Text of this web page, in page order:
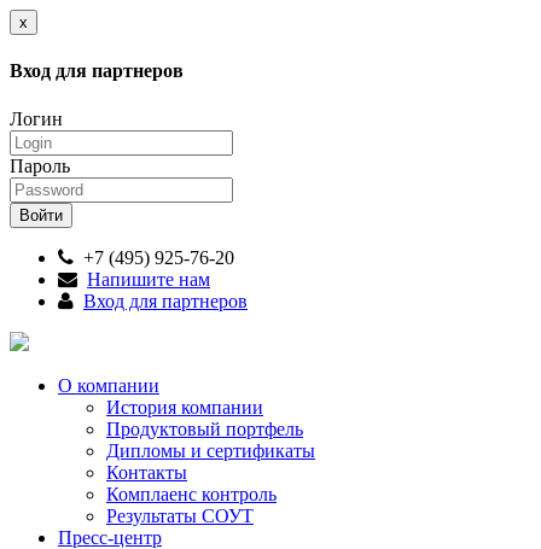
x
Вход для партнеров
Логин
Пароль
+7 (495) 925-76-20
Напишите нам
Вход для партнеров
О компании
История компании
Продуктовый портфель
Дипломы и сертификаты
Контакты
Комплаенс контроль
Результаты СОУТ
Пресс-центр